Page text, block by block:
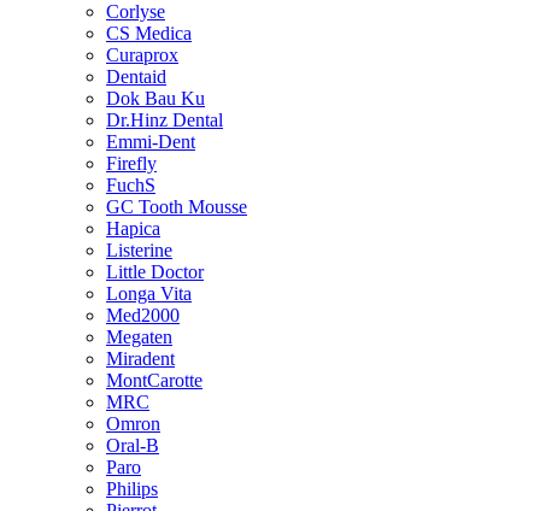
Corlyse
CS Medica
Curaprox
Dentaid
Dok Bau Ku
Dr.Hinz Dental
Emmi-Dent
Firefly
FuchS
GC Tooth Mousse
Hapica
Listerine
Little Doctor
Longa Vita
Med2000
Megaten
Miradent
MontCarotte
MRC
Omron
Oral-B
Paro
Philips